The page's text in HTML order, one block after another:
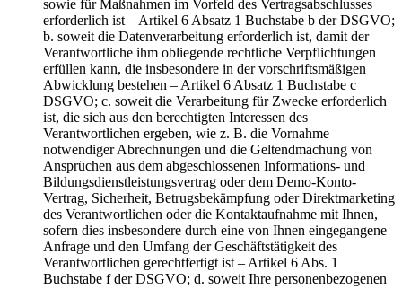
sowie für Maßnahmen im Vorfeld des Vertragsabschlusses
erforderlich ist – Artikel 6 Absatz 1 Buchstabe b der DSGVO;
b. soweit die Datenverarbeitung erforderlich ist, damit der
Verantwortliche ihm obliegende rechtliche Verpflichtungen
erfüllen kann, die insbesondere in der vorschriftsmäßigen
Abwicklung bestehen – Artikel 6 Absatz 1 Buchstabe c
DSGVO; c. soweit die Verarbeitung für Zwecke erforderlich
ist, die sich aus den berechtigten Interessen des
Verantwortlichen ergeben, wie z. B. die Vornahme
notwendiger Abrechnungen und die Geltendmachung von
Ansprüchen aus dem abgeschlossenen Informations- und
Bildungsdienstleistungsvertrag oder dem Demo-Konto-
Vertrag, Sicherheit, Betrugsbekämpfung oder Direktmarketing
des Verantwortlichen oder die Kontaktaufnahme mit Ihnen,
sofern dies insbesondere durch eine von Ihnen eingegangene
Anfrage und den Umfang der Geschäftstätigkeit des
Verantwortlichen gerechtfertigt ist – Artikel 6 Abs. 1
Buchstabe f der DSGVO; d. soweit Ihre personenbezogenen